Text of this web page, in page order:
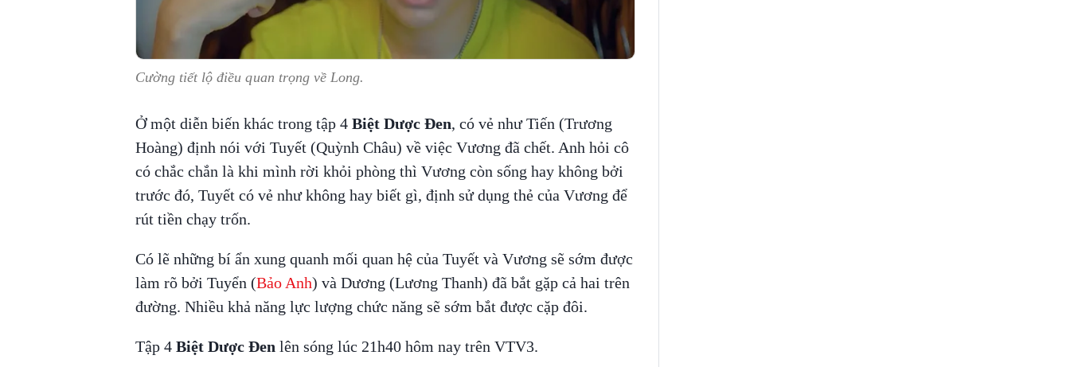
Cường tiết lộ điều quan trọng về Long.
Ở một diễn biến khác trong tập 4 Biệt Dược Đen, có vẻ như Tiến (Trương
Hoàng) định nói với Tuyết (Quỳnh Châu) về việc Vương đã chết. Anh hỏi cô
có chắc chắn là khi mình rời khỏi phòng thì Vương còn sống hay không bởi
trước đó, Tuyết có vẻ như không hay biết gì, định sử dụng thẻ của Vương để
rút tiền chạy trốn.
Có lẽ những bí ẩn xung quanh mối quan hệ của Tuyết và Vương sẽ sớm được
làm rõ bởi Tuyển (Bảo Anh) và Dương (Lương Thanh) đã bắt gặp cả hai trên
đường. Nhiều khả năng lực lượng chức năng sẽ sớm bắt được cặp đôi.
Tập 4 Biệt Dược Đenlên sóng lúc 21h40 hôm nay trên VTV3.